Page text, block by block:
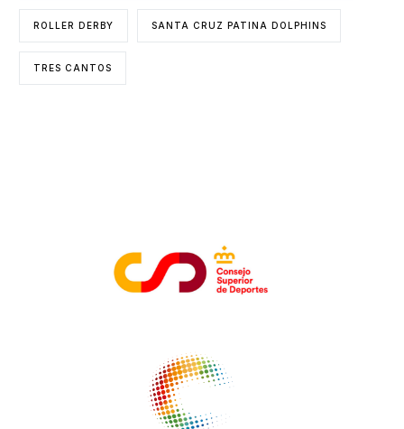
ROLLER DERBY SANTA CRUZ PATINA DOLPHINS
TRES CANTOS